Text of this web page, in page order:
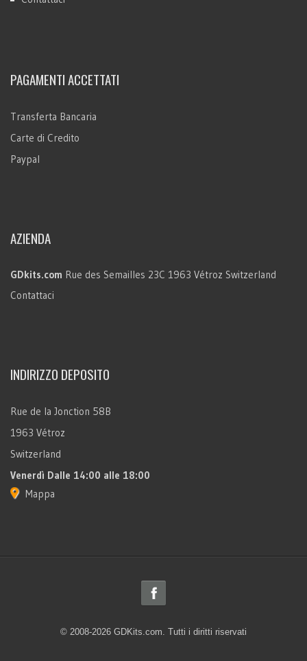
PAGAMENTI ACCETTATI
Transferta Bancaria
Carte di Credito
Paypal
AZIENDA
GDkits.com Rue des Semailles 23C 1963 Vétroz Switzerland
Contattaci
INDIRIZZO DEPOSITO
Rue de la Jonction 58B
1963 Vétroz
Switzerland
Venerdì Dalle 14:00 alle 18:00
Mappa
© 2008-2026 GDKits.com. Tutti i diritti riservati